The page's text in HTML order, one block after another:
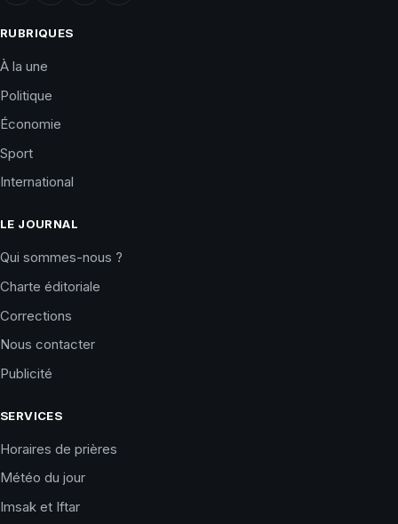
RUBRIQUES
À la une
Politique
Économie
Sport
International
LE JOURNAL
Qui sommes-nous ?
Charte éditoriale
Corrections
Nous contacter
Publicité
SERVICES
Horaires de prières
Météo du jour
Imsak et Iftar